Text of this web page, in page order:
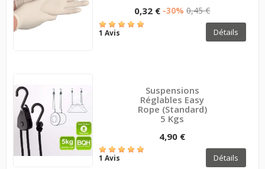
0,32 € -30% 0,45 €
1 Avis Détails
Suspensions
Réglables Easy
Rope (standard)
5 Kgs
4,90 €
1 Avis Détails